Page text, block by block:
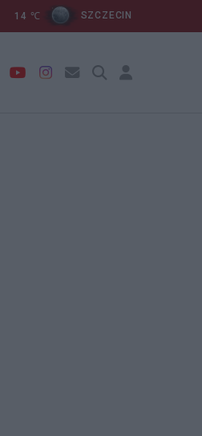
14 ℃ SZCZECIN